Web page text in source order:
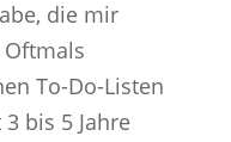
die mir
To-Do-Listen
bis 5 Jahre